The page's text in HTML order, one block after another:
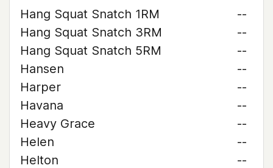
Hang Squat Snatch 1RM
--
Hang Squat Snatch 3RM
--
Hang Squat Snatch 5RM
--
Hansen
--
Harper
--
Havana
--
Heavy Grace
--
Helen
--
Helton
--